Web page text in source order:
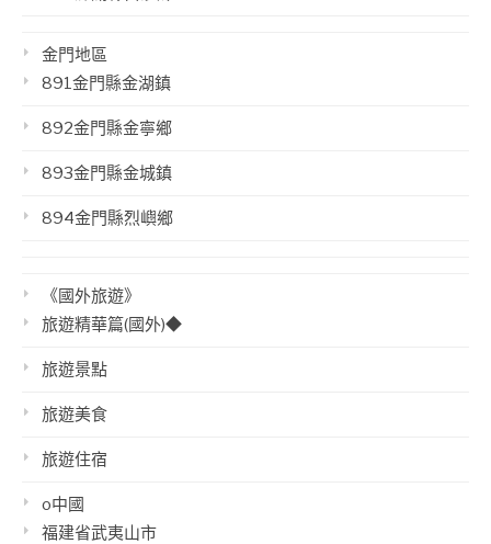
金門地區
891金門縣金湖鎮
892金門縣金寧鄉
893金門縣金城鎮
894金門縣烈嶼鄉
《國外旅遊》
旅遊精華篇(國外)◆
旅遊景點
旅遊美食
旅遊住宿
o中國
福建省武夷山市